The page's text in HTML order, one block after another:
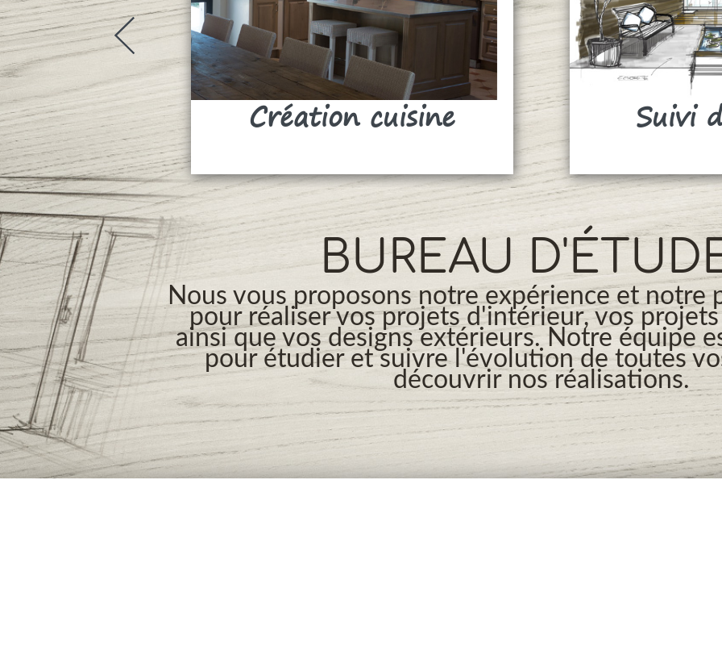
Création cuisine Suivi
BUREAU
Nous vous proposons notre expérience et notre
pour réaliser vos projets d'intérieur, vos
ainsi que vos designs extérieurs. Notre équipe
pour étudier et suivre l'évolution de toutes
découvrir nos réalisations.